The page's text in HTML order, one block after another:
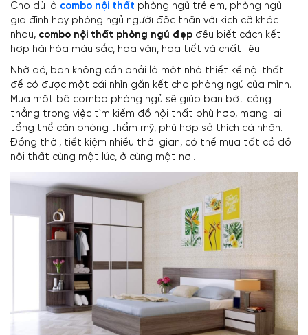
Cho dù là combo nội thất phòng ngủ trẻ em, phòng ngủ
gia đình hay phòng ngủ người độc thân với kích cỡ khác
nhau, combo nội thất phòng ngủ đẹp đều biết cách kết
hợp hài hòa màu sắc, hoa văn, họa tiết và chất liệu.
Nhờ đó, bạn không cần phải là một nhà thiết kế nội thất
để có được một cái nhìn gắn kết cho phòng ngủ của mình.
Mua một bộ combo phòng ngủ sẽ giúp bạn bớt căng
thẳng trong việc tìm kiếm đồ nội thất phù hợp, mang lại
tổng thể căn phòng thẩm mỹ, phù hợp sở thích cá nhân.
Đồng thời, tiết kiệm nhiều thời gian, có thể mua tất cả đồ
nội thất cùng một lúc, ở cùng một nơi.